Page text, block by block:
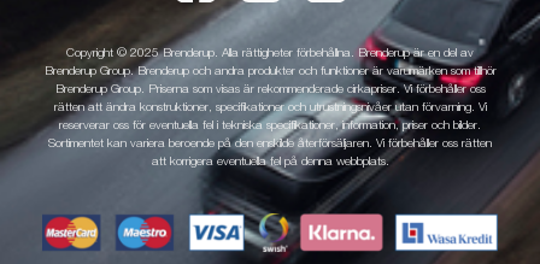
Copyright © 2025 Brenderup. Alla rättigheter förbehållna. Brenderup är en del av
Brenderup Group. Brenderup och andra produkter och funktioner är varumärken som tillhör
Brenderup Group. Priserna som visas är rekommenderade cirkapriser. Vi förbehåller oss
rätten att ändra konstruktioner, specifikationer och utrustningsnivåer utan förvarning. Vi
reserverar oss för eventuella fel i tekniska specifikationer, information, priser och bilder.
Sortimentet kan variera beroende på den enskilde återförsäljaren. Vi förbehåller oss rätten
att korrigera eventuella fel på denna webbplats.